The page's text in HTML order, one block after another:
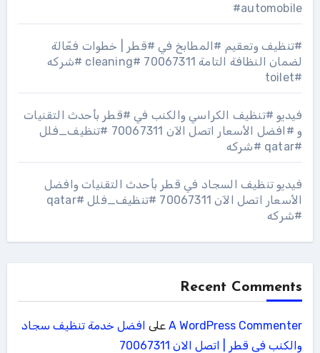
#automobile
#تنظيف وتعقيم #المطابخ في #قطر | خطوات فعّالة
لضمان النظافة التامة 70067311 #cleaning #شركه
#toilet
فيديو #تنظيف الكراسي والكنب في #قطر بأحدث التقنيات
و #افضل الأسعار اتصل الآن 70067311 #تنظيف_فلل
#qatar #شركه
فيديو تنظيف السجاد في قطر بأحدث التقنيات وافضل
الأسعار اتصل الآن 70067311 #تنظيف_فلل #qatar
#شركه
Recent Comments
A WordPress Commenterعلى افضل خدمة تنظيف سجاد
والكنب فى قطر | اتصل الان 70067311